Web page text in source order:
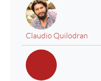
Claudio Quilodran